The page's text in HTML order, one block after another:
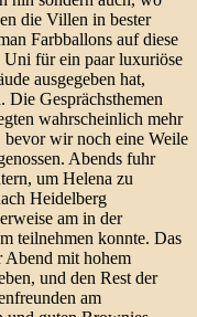
die Villen in bester
Farbballons auf diese
für ein paar luxuriöse
ausgegeben hat,
Die Gesprächsthemen
wahrscheinlich mehr
wir noch eine Weile
Abends fuhr
um Helena zu
Heidelberg
am in der
teilnehmen konnte. Das
Abend mit hohem
und den Rest der
am